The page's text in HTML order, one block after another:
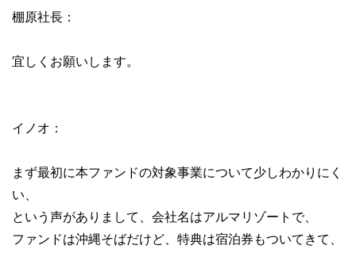
棚原社長：
宜しくお願いします。
イノオ：
まず最初に本ファンドの対象事業について少しわかりにく
い、
という声がありまして、会社名はアルマリゾートで、
ファンドは沖縄そばだけど、特典は宿泊券もついてきて、